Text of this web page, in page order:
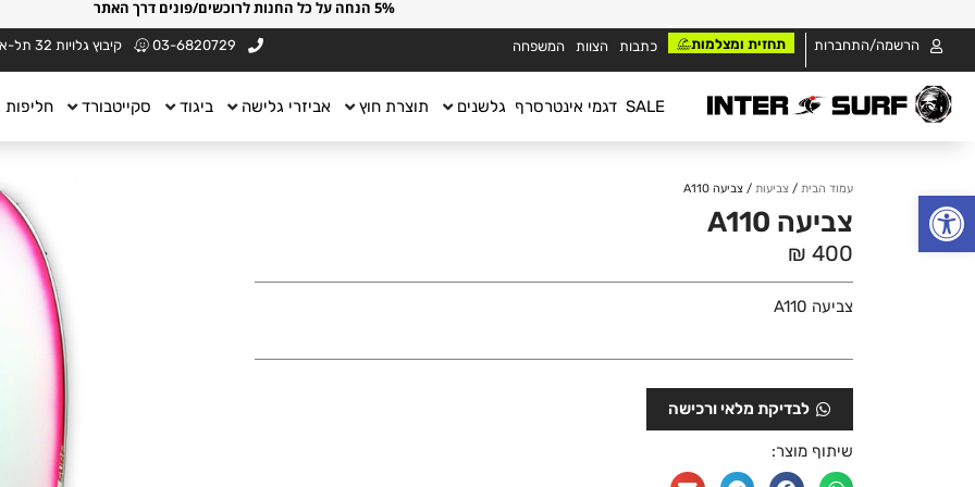
פתח סרגל נגישות
לתוכן
5% הנחה על כל החנות לרוכשים/פונים דרך האתר
הרשמה/התחברות תחזית ומצלמות כתבות הצוות המשפחה 03-6820729 קיבוץ גלויות 32 תל-אביב כניסה ב' קומה 4
SALE דגמי אינטרסרף גלשנים תוצרת חוץ אביזרי גלישה ביגוד סקייטבורד חליפות
עמוד הבית / צביעות / צביעה A110
צביעה A110
₪ 400
צביעה A110
שיתוף מוצר: